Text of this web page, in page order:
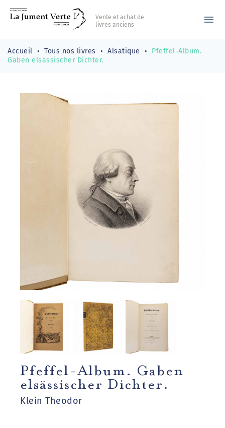
Vente et achat de
livres anciens
menu
Accueil Tous nos livres Alsatique
Pfeffel-Album.
Gaben elsässischer Dichter.
Pfeffel-Album. Gaben
elsässischer Dichter.
Klein Theodor